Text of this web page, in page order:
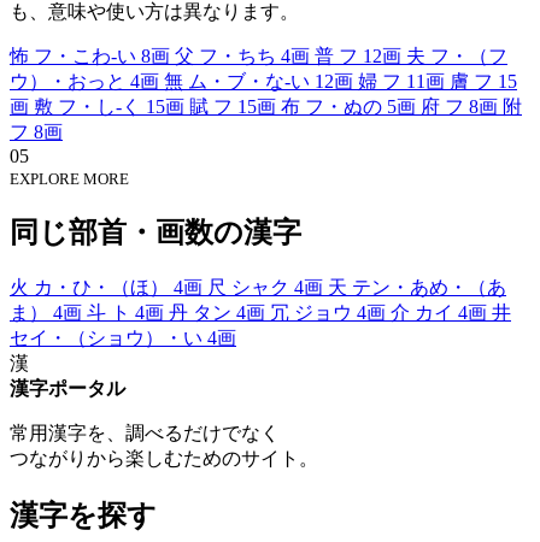
も、意味や使い方は異なります。
怖 フ・こわ-い 8画 父 フ・ちち 4画 普 フ 12画 夫 フ・（フ
ウ）・おっと 4画 無 ム・ブ・な-い 12画 婦 フ 11画 膚 フ 15
画 敷 フ・し-く 15画 賦 フ 15画 布 フ・ぬの 5画 府 フ 8画 附
フ 8画
05
EXPLORE MORE
同じ部首・画数の漢字
火 カ・ひ・（ほ） 4画 尺 シャク 4画 天 テン・あめ・（あ
ま）
4画 斗 ト 4画 丹 タン 4画 冗 ジョウ 4画 介 カイ 4画 井
セイ・（ショウ）・い 4画
漢
漢字ポータル
常用漢字を、調べるだけでなく
つながりから楽しむためのサイト。
漢字を探す